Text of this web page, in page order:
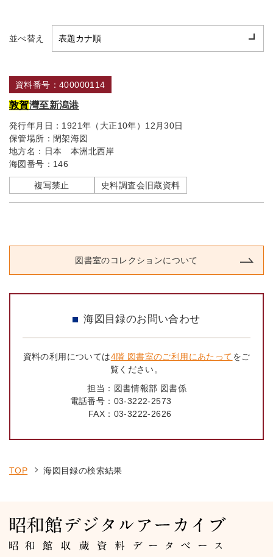
並べ替え
資料番号：400000114
敦賀灣至新潟港
発行年月日： 1921年（大正10年）12月30日
保管場所： 閉架海図
地方名： 日本 本洲北西岸
海図番号： 146
複写禁止 史料調査会旧蔵資料
図書室のコレクションについて
海図目録のお問い合わせ
資料の利用については4階 図書室のご利用にあたってをご
覧ください。
担当： 図書情報部 図書係
電話番号： 03-3222-2573
FAX： 03-3222-2626
TOP 海図目録の検索結果